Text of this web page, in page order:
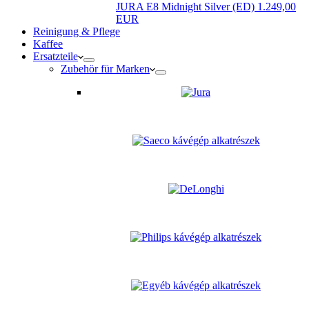
JURA E8 Midnight Silver (ED) 1.249,00
EUR
Reinigung & Pflege
Kaffee
Ersatzteile
Zubehör für Marken